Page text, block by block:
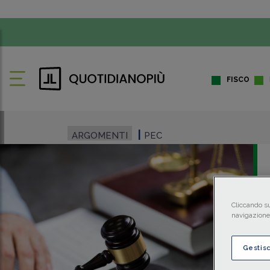
FISCO
ARGOMENTI PEC
Cliccando